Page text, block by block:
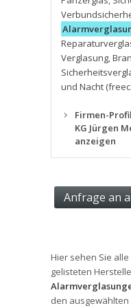
Verglasung,
und Nacht
Firmen-
KG Jürgen
anzeigen
Hier sehen Sie
gelisteten
den ausgewählten